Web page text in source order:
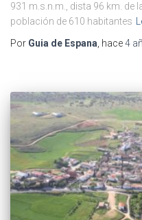
931 m.s.n.m., dista 96 km. de
población de 610 habitantes
Por Guia de Espana , hace4